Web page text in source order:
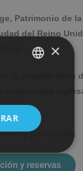
Patrimonio de
del Reino
la popular serie
aristocracia
y portugués.
y reservas
ENGLISH
×